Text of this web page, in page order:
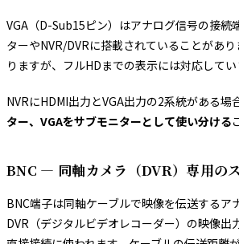
VGA（D-Sub15ピン）はアナログ信号の接続
ターやNVR/DVRに搭載されていることがあ
りますが、フルHDまでの表示には対応してい
NVRにHDMI出力とVGA出力の2系統がある場合
ター、VGAをサブモニターとして使い分ける
BNC — 同軸カメラ（DVR）専用の
BNC端子は同軸ケーブルで映像を伝送するア
DVR（デジタルビデオレコーダー）の映像出